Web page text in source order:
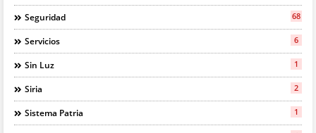
Seguridad 68
Servicios 6
Sin Luz 1
Siria 2
Sistema Patria 1